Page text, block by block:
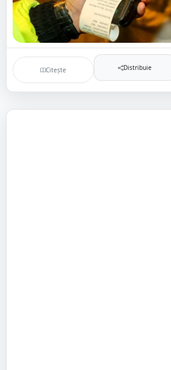
Citește Distribuie